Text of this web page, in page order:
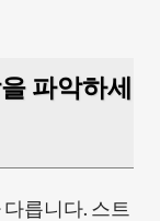
파악하세
릅니다. 스트